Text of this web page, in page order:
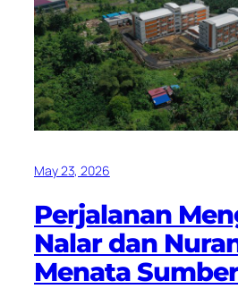
May 23, 2026
Perjalanan
Nalar dan
Menata